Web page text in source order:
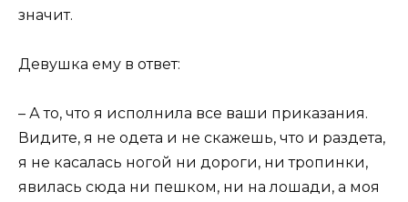
значит.
Девушка ему в ответ:
– А то, что я исполнила все ваши приказания.
Видите, я не одета и не скажешь, что и раздета,
я не касалась ногой ни дороги, ни тропинки,
явилась сюда ни пешком, ни на лошади, а моя